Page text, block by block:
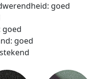
goed
goed
goed